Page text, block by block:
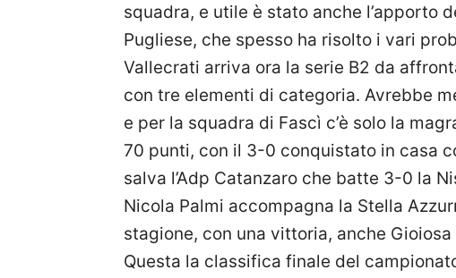
squadra, e utile è stato anche l’apporto
Pugliese, che spesso ha risolto i vari
Vallecrati arriva ora la serie B2 da
con tre elementi di categoria. Avrebbe
e per la squadra di Fascì c’è solo la
70 punti, con il 3-0 conquistato in casa
salva l’Adp Catanzaro che batte 3-0 la
Nicola Palmi accompagna la Stella
stagione, con una vittoria, anche
Questa la classifica finale del